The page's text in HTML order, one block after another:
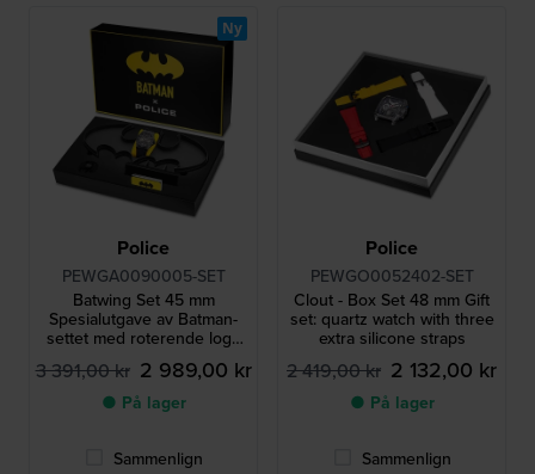
Police
PEWGA0090005-SET
Batwing Set 45 mm
Spesialutgave av Batman-
settet med roterende logo
på urskiven og Batwing-
spinner
3 391,00 kr 2 989,00 kr
● På lager
Sammenlign
Ny
Police
PEWGO0052402-SET
Clout - Box Set 48 mm Gift
set: quartz watch with three
extra silicone straps
2 419,00 kr 2 132,00 kr
● På lager
Sammenlign